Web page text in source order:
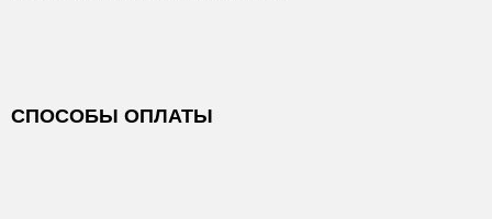
СПОСОБЫ ОПЛАТЫ